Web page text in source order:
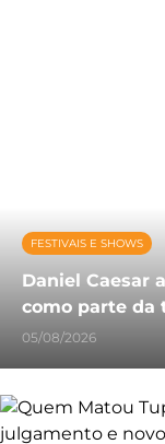
FESTIVAIS E SHOWS
Daniel Caesar
como parte da
05/08/2026